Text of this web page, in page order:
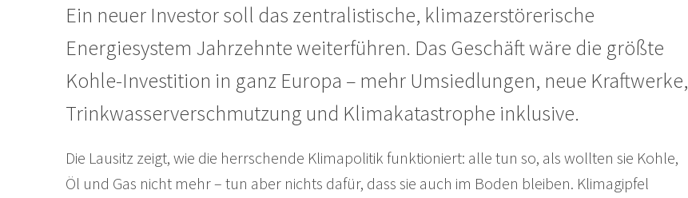
Ein neuer Investor soll das zentralistische, klimazerstörerische
Energiesystem Jahrzehnte weiterführen. Das Geschäft wäre die größte
Kohle-Investition in ganz Europa – mehr Umsiedlungen, neue Kraftwerke,
Trinkwasserverschmutzung und Klimakatastrophe inklusive.
Die Lausitz zeigt, wie die herrschende Klimapolitik funktioniert: alle tun so, als wollten sie Kohle,
Öl und Gas nicht mehr – tun aber nichts dafür, dass sie auch im Boden bleiben. Klimagipfel